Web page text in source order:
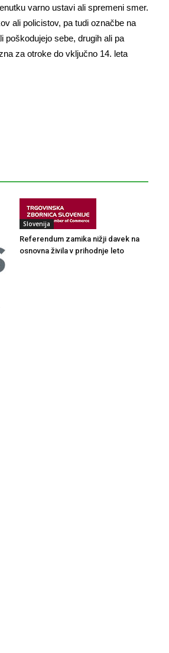
varno ustavi ali spremeni smer.
ali policistov, pa tudi označbe na
poškodujejo sebe, drugih‎ ali pa
za otroke do vključno 14. leta
Slovenija
Referendum zamika nižji davek na
osnovna živila v prihodnje leto